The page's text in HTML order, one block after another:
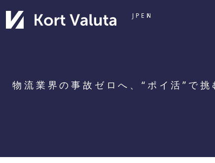
EN
JP
物流業界の事故ゼロへ、“ポイ活”で